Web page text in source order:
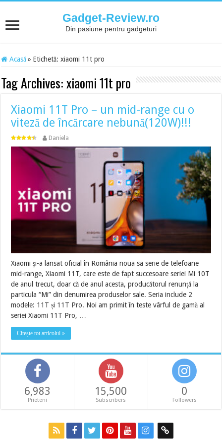
Gadget-Review.ro
Din pasiune pentru gadgeturi
Acasă » Etichetă:xiaomi 11t pro
Tag Archives:xiaomi 11t pro
Xiaomi 11T Pro – un mid-range cu o
viteză de încărcare nebună(120W)!!!
Daniela
Xiaomi și-a lansat oficial în România noua sa serie de telefoane
mid-range, Xiaomi 11T, care este de fapt succesoare seriei Mi 10T
de anul trecut, doar că de anul acesta, producătorul renunță la
particula “Mi” din denumirea produselor sale. Seria include 2
modele: 11T și 11T Pro. Noi am primit în teste vârful de gamă al
seriei Xiaomi 11T Pro, …
Citește tot articolul »
6,983
Prieteni
15,500
Subscribers
0
Followers